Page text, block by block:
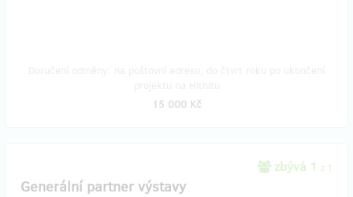
15 000 Kč
zbývá 1 z 1
Generální partner výstavy